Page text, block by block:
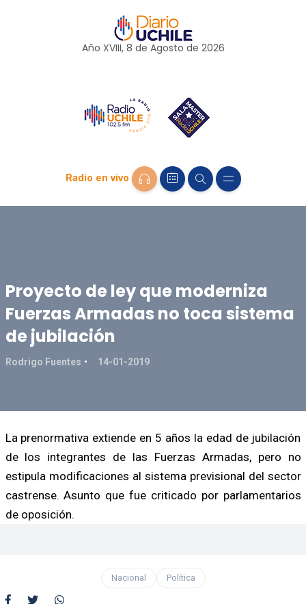
Año XVIII, 8 de Agosto de 2026
Radio en vivo
Proyecto de ley que moderniza
Fuerzas Armadas no toca sistema
de jubilación
Rodrigo Fuentes 14-01-2019
La prenormativa extiende en 5 años la edad de jubilación
de los integrantes de las Fuerzas Armadas, pero no
estipula modificaciones al sistema previsional del sector
castrense. Asunto que fue criticado por parlamentarios
de oposición.
Nacional Política